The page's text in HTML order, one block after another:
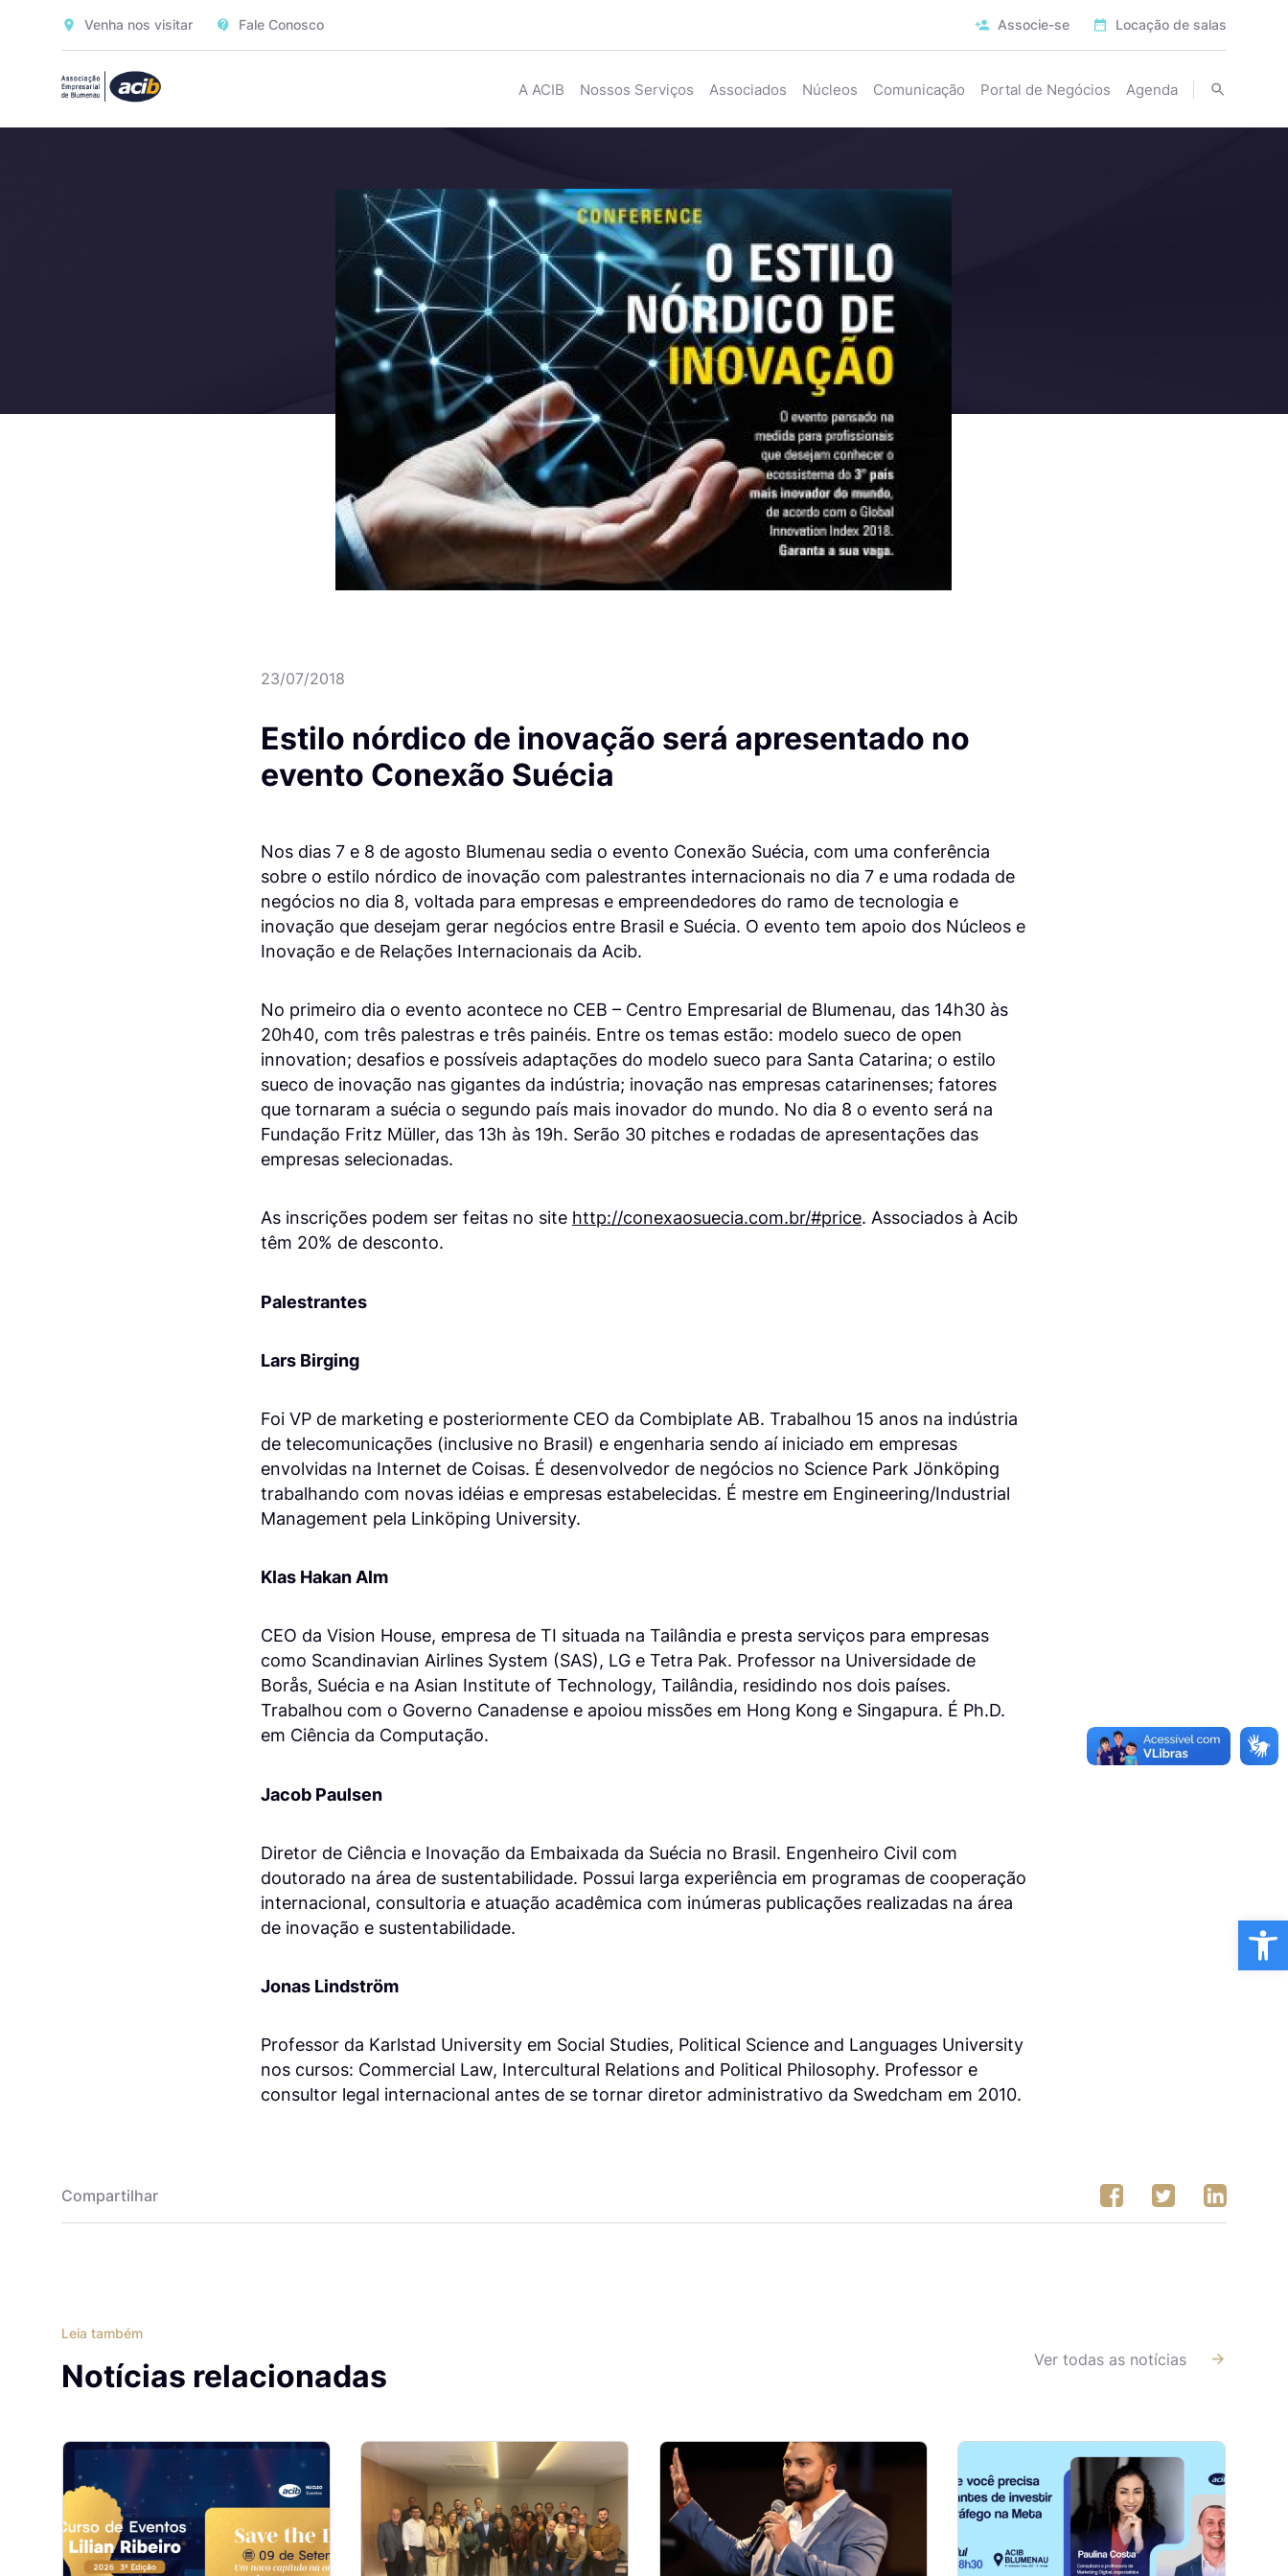
Venha nos visitar Fale Conosco Associe-se Locação de salas
A ACIB Nossos Serviços Associados Núcleos Comunicação Portal de Negócios Agenda
23/07/2018
Estilo nórdico de inovação será apresentado no
evento Conexão Suécia
Nos dias 7 e 8 de agosto Blumenau sedia o evento Conexão Suécia, com uma conferência
sobre o estilo nórdico de inovação com palestrantes internacionais no dia 7 e uma rodada de
negócios no dia 8, voltada para empresas e empreendedores do ramo de tecnologia e
inovação que desejam gerar negócios entre Brasil e Suécia. O evento tem apoio dos Núcleos e
Inovação e de Relações Internacionais da Acib.
No primeiro dia o evento acontece no CEB – Centro Empresarial de Blumenau, das 14h30 às
20h40, com três palestras e três painéis. Entre os temas estão: modelo sueco de open
innovation; desafios e possíveis adaptações do modelo sueco para Santa Catarina; o estilo
sueco de inovação nas gigantes da indústria; inovação nas empresas catarinenses; fatores
que tornaram a suécia o segundo país mais inovador do mundo. No dia 8 o evento será na
Fundação Fritz Müller, das 13h às 19h. Serão 30 pitches e rodadas de apresentações das
empresas selecionadas.
As inscrições podem ser feitas no site http://conexaosuecia.com.br/#price. Associados à Acib
têm 20% de desconto.
Palestrantes
Lars Birging
Foi VP de marketing e posteriormente CEO da Combiplate AB. Trabalhou 15 anos na indústria
de telecomunicações (inclusive no Brasil) e engenharia sendo aí iniciado em empresas
envolvidas na Internet de Coisas. É desenvolvedor de negócios no Science Park Jönköping
trabalhando com novas idéias e empresas estabelecidas. É mestre em Engineering/Industrial
Management pela Linköping University.
Klas Hakan Alm
CEO da Vision House, empresa de TI situada na Tailândia e presta serviços para empresas
como Scandinavian Airlines System (SAS), LG e Tetra Pak. Professor na Universidade de
Borås, Suécia e na Asian Institute of Technology, Tailândia, residindo nos dois países.
Trabalhou com o Governo Canadense e apoiou missões em Hong Kong e Singapura. É Ph.D.
em Ciência da Computação.
Jacob Paulsen
Diretor de Ciência e Inovação da Embaixada da Suécia no Brasil. Engenheiro Civil com
doutorado na área de sustentabilidade. Possui larga experiência em programas de cooperação
internacional, consultoria e atuação acadêmica com inúmeras publicações realizadas na área
de inovação e sustentabilidade.
Jonas Lindström
Professor da Karlstad University em Social Studies, Political Science and Languages University
nos cursos: Commercial Law, Intercultural Relations and Political Philosophy. Professor e
consultor legal internacional antes de se tornar diretor administrativo da Swedcham em 2010.
Compartilhar
Leia também
Notícias relacionadas Ver todas as notícias